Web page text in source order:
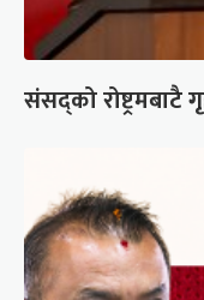
संसद्को रोष्ट्रमबाटै